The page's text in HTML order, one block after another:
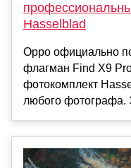
Hasselblad
Oppo официально
флагман Find X9
фотокомплект
любого фотографа.